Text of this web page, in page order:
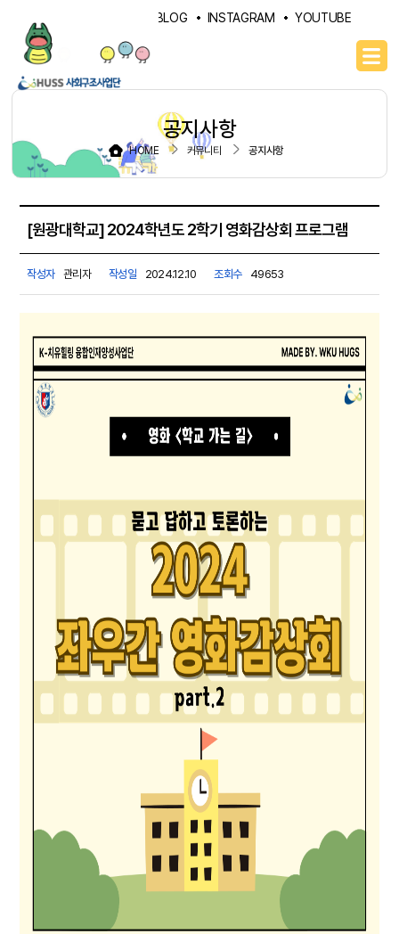
NAVER BLOG INSTAGRAM YOUTUBE
공지사항
HOME 커뮤니티 공지사항
[원광대학교] 2024학년도 2학기 영화감상회 프로그램
작성자 관리자 작성일 2024.12.10 조회수 49653